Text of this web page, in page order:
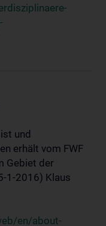
und
erhält vom FWF
Gebiet der
1-2016) Klaus
en/about-